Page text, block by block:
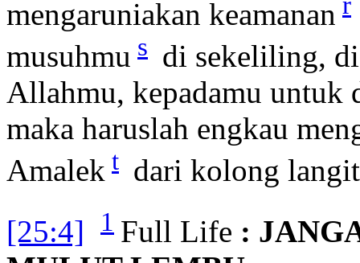
mengaruniakan keamanan
musuhmu s di sekeliling,
Allahmu, kepadamu
maka haruslah engkau
Amalek t dari kolong
[25:4]
1 Full Life :